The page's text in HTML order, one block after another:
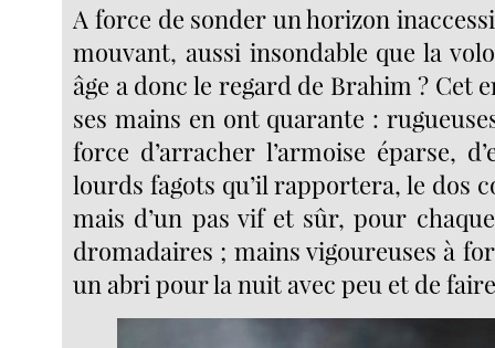
A force de sonder un horizon
mouvant, aussi insondable que la
âge a donc le regard de Brahim ? Cet
ses mains en ont quarante :
force d’arracher l’armoise éparse,
lourds fagots qu’il rapportera, le dos
mais d’un pas vif et sûr, pour
dromadaires ; mains vigoureuses à
un abri pour la nuit avec peu et de